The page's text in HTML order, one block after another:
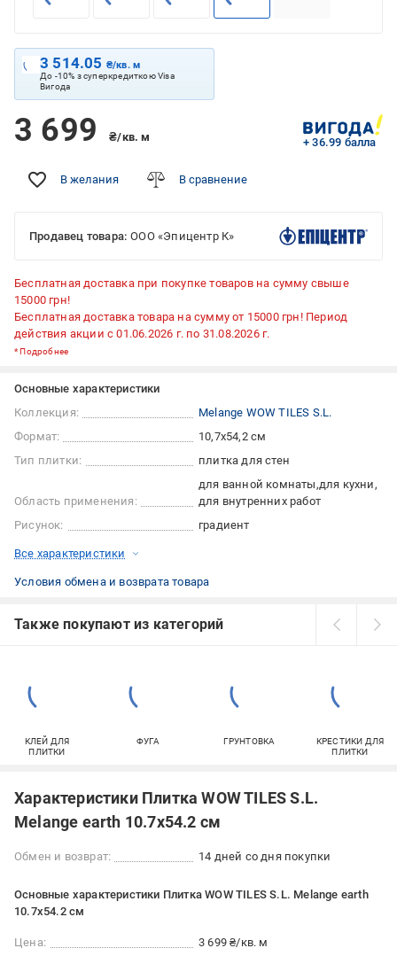
3 514.05 ₴/кв. м
До -10% з суперкредиткою Visa
Вигода
3 699 ₴/кв. м + 36.99 балла
В желания В сравнение
Продавец товара: ООО «Эпицентр К»
Бесплатная доставка при покупке товаров на сумму свыше
15000 грн!
Бесплатная доставка товара на сумму от 15000 грн! Период
действия акции с 01.06.2026 г. по 31.08.2026 г.
*Подробнее
Основные характеристики
Коллекция:
Melange WOW TILES S.L.
Формат:
10,7x54,2 см
Тип плитки:
плитка для стен
Область применения:
для ванной комнаты для кухни
для внутренних работ
Рисунок:
градиент
Все характеристики
Условия обмена и возврата товара
Также покупают из категорий
КЛЕЙ ДЛЯ
ПЛИТКИ
ФУГА ГРУНТОВКА
КРЕСТИКИ ДЛЯ
ПЛИТКИ
Характеристики Плитка WOW TILES S.L.
Melange earth 10.7x54.2 см
Обмен и возврат: 14 дней со дня покупки
Основные характеристики Плитка WOW TILES S.L. Melange earth
10.7x54.2 см
Цена: 3 699 ₴/кв. м